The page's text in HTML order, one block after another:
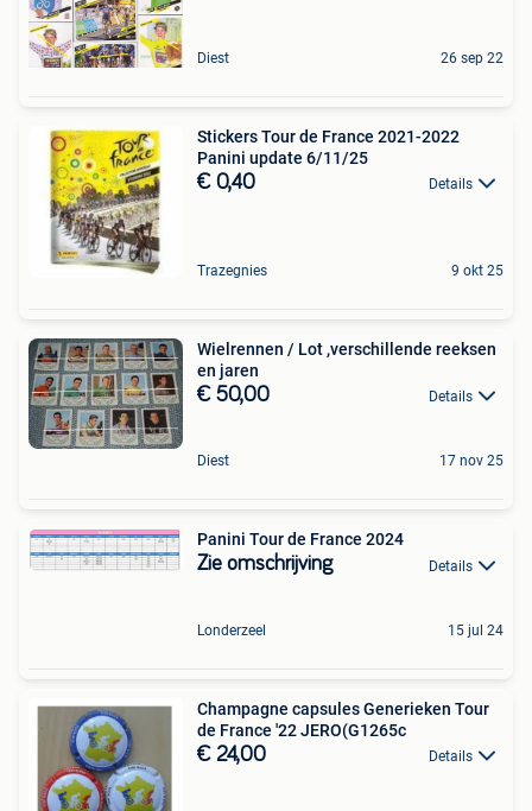
Diest 26 sep 22
Stickers Tour de France 2021-2022
Panini update 6/11/25
€ 0,40 Details
Trazegnies 9 okt 25
Wielrennen / Lot ,verschillende reeksen
en jaren
€ 50,00 Details
Diest 17 nov 25
Panini Tour de France 2024
Zie omschrijving Details
Londerzeel 15 jul 24
Champagne capsules Generieken Tour
de France '22 JERO(G1265c
€ 24,00 Details